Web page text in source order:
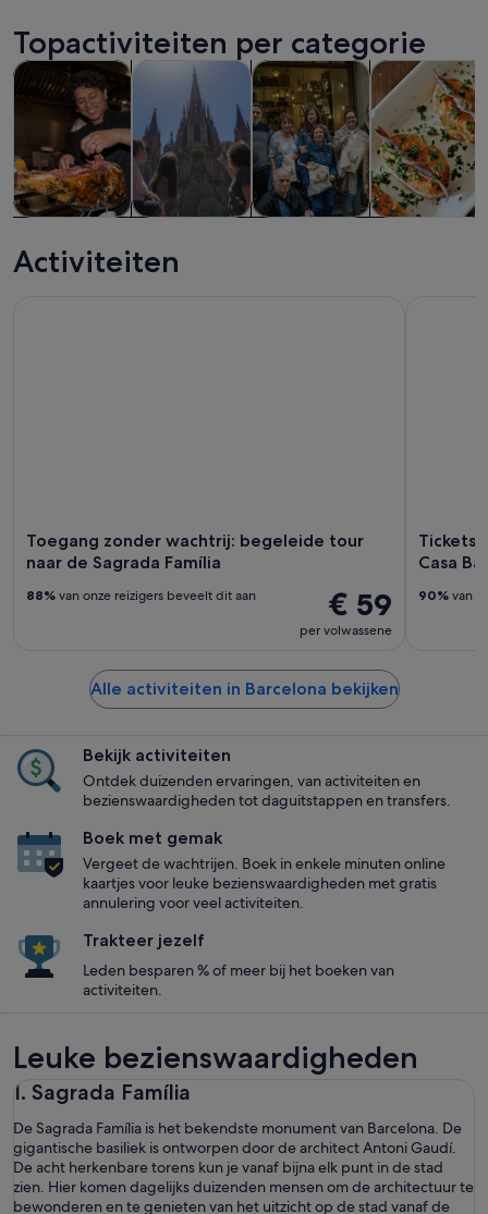
Topactiviteiten per categorie
daguitstapjes
Tours & daguitstapjes Opent een nieuwe tab
& cultuur
Geschiedenis & cultuurOpent een nieuwe
Eten, drinken & uitgaanOpent
Privé- &
Activiteiten
Toegang zonder wachtrij: begeleide tour
naar de Sagrada Família
€ 59
per volwassene
88% van onze reizigers beveelt dit aan
Tickets
Casa
90% van
Alle activiteiten in Barcelona bekijken
Bekijk activiteiten
Ontdek duizenden ervaringen, van activiteiten en
bezienswaardigheden tot daguitstappen en transfers.
Boek met gemak
Vergeet de wachtrijen. Boek in enkele minuten online
kaartjes voor leuke bezienswaardigheden met gratis
annulering voor veel activiteiten.
Trakteer jezelf
Leden besparen % of meer bij het boeken van
activiteiten.
Leuke bezienswaardigheden
1. Sagrada Família
De Sagrada Família is het bekendste monument van Barcelona. De
gigantische basiliek is ontworpen door de architect Antoni Gaudí.
De acht herkenbare torens kun je vanaf bijna elk punt in de stad
zien. Hier komen dagelijks duizenden mensen om de architectuur te
bewonderen en te genieten van het uitzicht op de stad vanaf de